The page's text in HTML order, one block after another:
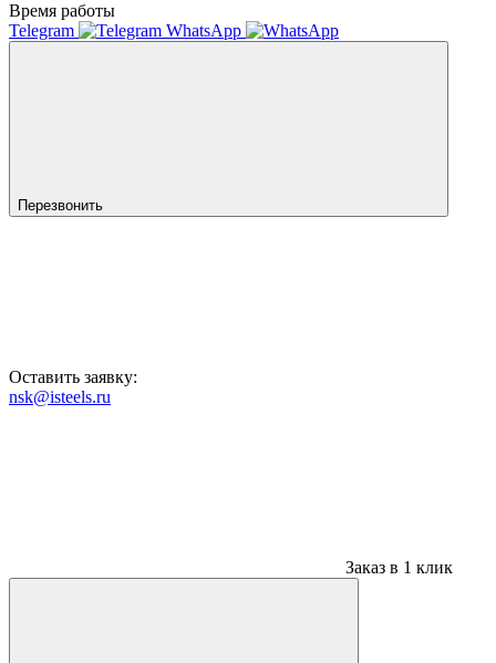
Время работы
Telegram
WhatsApp
Перезвонить
Оставить заявку:
nsk@isteels.ru
Заказ в 1 клик